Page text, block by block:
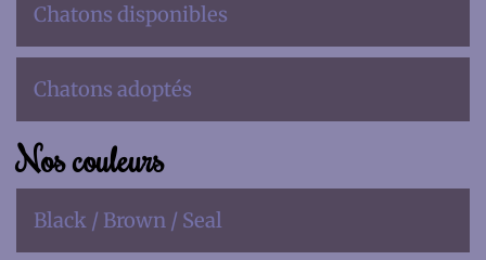
Chatons disponibles
Chatons adoptés
Nos couleurs
Black / Brown / Seal